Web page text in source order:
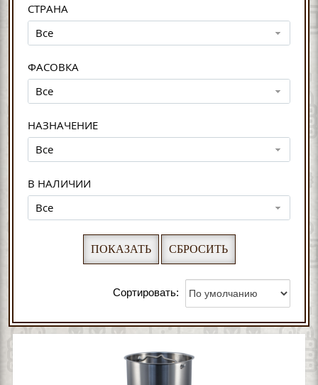
СТРАНА
Все
ФАСОВКА
Все
НАЗНАЧЕНИЕ
Все
В НАЛИЧИИ
Все
Сортировать: